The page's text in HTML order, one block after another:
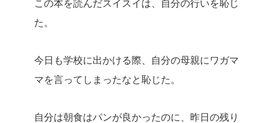
この本を読んだスイスイは、自分の行いを恥じ
た。
今日も学校に出かける際、自分の母親にワガマ
マを言ってしまったなと恥じた。
自分は朝食はパンが良かったのに、昨日の残り